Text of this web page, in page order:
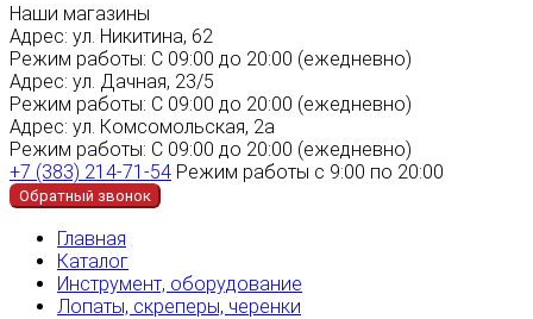
Наши магазины
Адрес: ул. Никитина, 62
Режим работы: С 09:00 до 20:00 (ежедневно)
Адрес: ул. Дачная, 23/5
Режим работы: С 09:00 до 20:00 (ежедневно)
Адрес: ул. Комсомольская, 2а
Режим работы: С 09:00 до 20:00 (ежедневно)
+7 (383) 214-71-54 Режим работы с 9:00 по 20:00
Обратный звонок
Главная
Каталог
Инструмент, оборудование
Лопаты, скреперы, черенки